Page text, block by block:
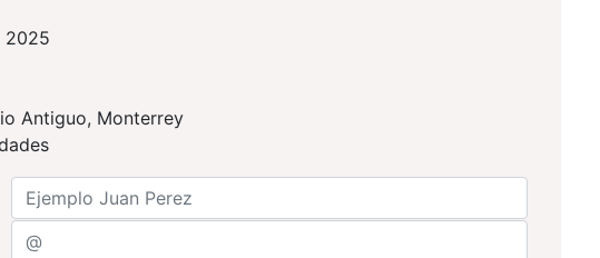
2025
Antiguo, Monterrey